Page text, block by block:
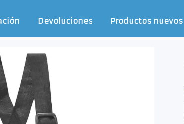
Devoluciones Productos nuevos